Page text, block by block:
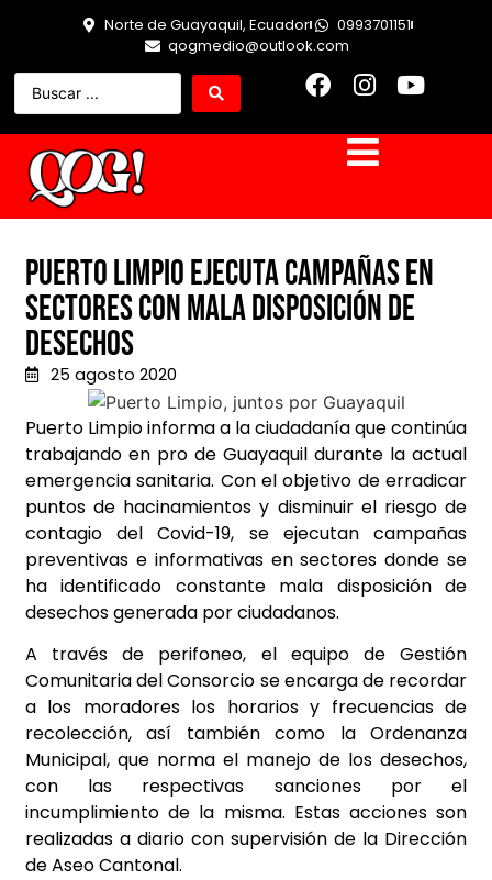
Norte de Guayaquil, Ecuador
0993701151
qogmedio@outlook.com
Puerto Limpio ejecuta campañas en
sectores con mala disposición de
desechos
25 agosto 2020
Puerto Limpio informa a la ciudadanía que continúa
trabajando en pro de Guayaquil durante la actual
emergencia sanitaria. Con el objetivo de erradicar
puntos de hacinamientos y disminuir el riesgo de
contagio del Covid-19, se ejecutan campañas
preventivas e informativas en sectores donde se
ha identificado constante mala disposición de
desechos generada por ciudadanos.
A través de perifoneo, el equipo de Gestión
Comunitaria del Consorcio se encarga de recordar
a los moradores los horarios y frecuencias de
recolección, así también como la Ordenanza
Municipal, que norma el manejo de los desechos,
con las respectivas sanciones por el
incumplimiento de la misma. Estas acciones son
realizadas a diario con supervisión de la Dirección
de Aseo Cantonal.